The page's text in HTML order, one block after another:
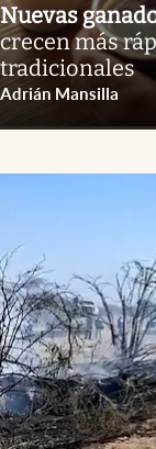
Nuevas
crecen más
tradicionales
Adrián Mansilla